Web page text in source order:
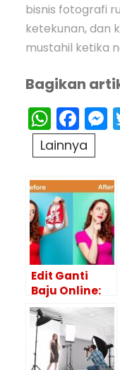
bisnis fotografi
ketekunan, dan
mustahil ketika
Bagikan
Lainnya
Edit Ganti
Baju Online:
Rekomendasi
Platform dan
Tutorialnya